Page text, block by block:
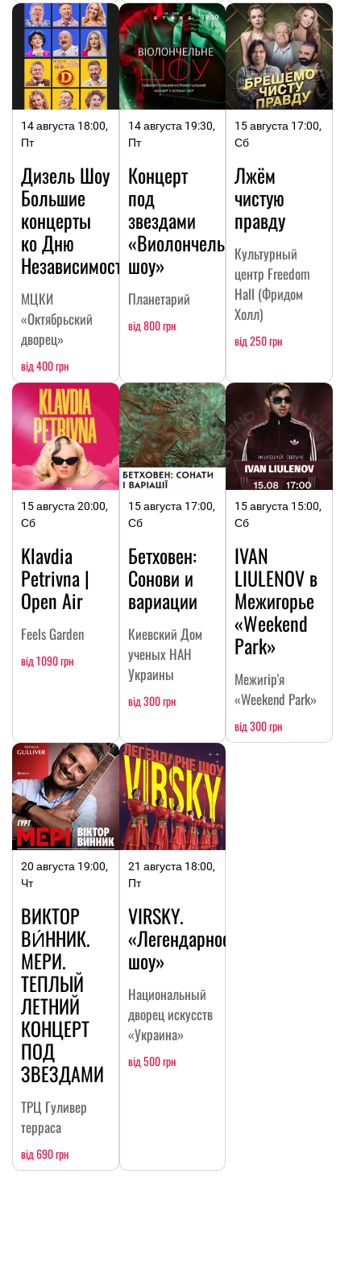
14 августа 18:00,
Пт
Дизель Шоу
Большие
концерты
ко Дню
Независимости
МЦКИ
«Октябрьский
дворец»
від 400 грн
14 августа 19:30,
Пт
Концерт
под
звездами
«Виолончельное
шоу»
Планетарий
від 800 грн
15 августа 17:00,
Сб
Лжём
чистую
правду
Культурный
центр Freedom
Hall (Фридом
Холл)
від 250 грн
15 августа 20:00,
Сб
Klavdia
Petrivna |
Open Air
Feels Garden
від 1090 грн
15 августа 17:00,
Сб
Бетховен:
Сонови и
вариации
Киевский Дом
ученых НАН
Украины
від 300 грн
15 августа 15:00,
Сб
IVAN
LIULENOV в
Межигорье
«Weekend
Park»
Межигір'я
«Weekend Park»
від 300 грн
20 августа 19:00,
Чт
ВИКТОР
ВИ́ННИК.
МЕРИ.
ТЕПЛЫЙ
ЛЕТНИЙ
КОНЦЕРТ
ПОД
ЗВЕЗДАМИ
ТРЦ Гуливер
терраса
від 690 грн
21 августа 18:00,
Пт
VIRSKY.
«Легендарное
шоу»
Национальный
дворец искусств
«Украина»
від 500 грн